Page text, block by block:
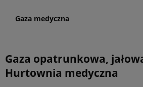
Gaza medyczna
Gaza opatrunkowa,
Hurtownia medyczna